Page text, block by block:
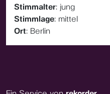
Stimmalter: jung
Stimmlage: mittel
Ort: Berlin